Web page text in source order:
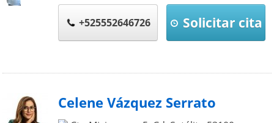
+525552646726 Solicitar cita
Celene Vázquez Serrato